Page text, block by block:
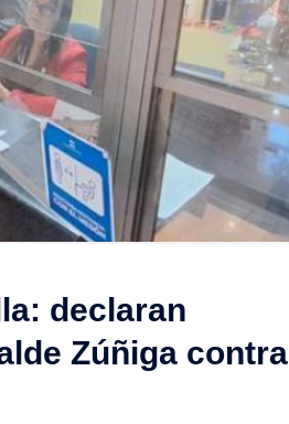
declaran
Zúñiga contra